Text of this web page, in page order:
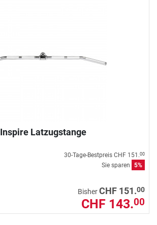
Inspire Latzugstange
30-Tage-Bestpreis CHF 151.00
Sie sparen 5%
BisherCHF 151.00
CHF 143.00